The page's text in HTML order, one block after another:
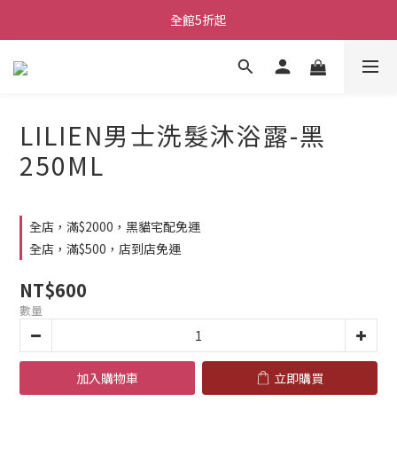
全館5折起
LILIEN男士洗髮沐浴露-黑
250ML
全店，滿$2000，黑貓宅配免運
全店，滿$500，店到店免運
NT$600
數量
加入購物車 立即購買